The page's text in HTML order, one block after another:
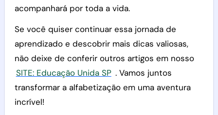
acompanhará por toda a vida.
Se você quiser continuar essa jornada de
aprendizado e descobrir mais dicas valiosas,
não deixe de conferir outros artigos em nosso
SITE: Educação Unida SP . Vamos juntos
transformar a alfabetização em uma aventura
incrível!